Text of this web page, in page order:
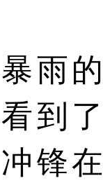
雨的
到了
锋在